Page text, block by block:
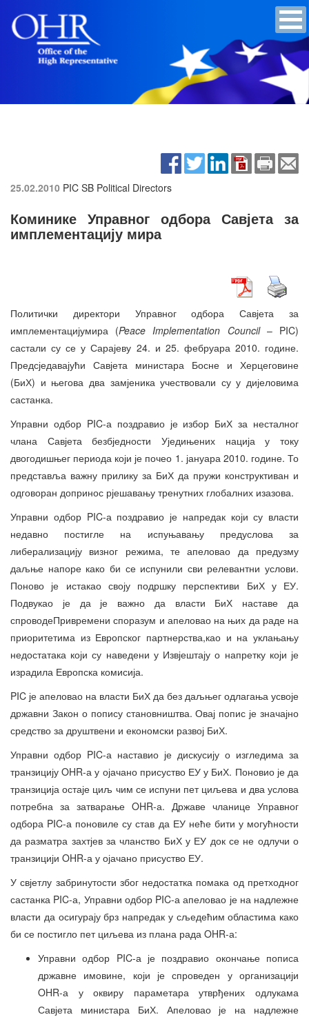
25.02.2010 PIC SB Political Directors
Коминике Управног одбора Савјета за
имплементацију мира
Политички директори Управног одбора Савјета за
имплементацијумира (Peace Implementation Council– PIC)
састали су се у Сарајеву 24. и 25. фебруара 2010. године.
Предсједавајући Савјета министара Босне и Херцеговине
(БиХ) и његова два замјеника учествовали су у дијеловима
састанка.
Управни одбор PIC-а поздравио је избор БиХ за несталног
члана Савјета безбједности Уједињених нација у току
двогодишњег периода који је почео 1. јануара 2010. године. То
представља важну прилику за БиХ да пружи конструктиван и
одговоран допринос рјешавању тренутних глобалних изазова.
Управни одбор PIC-а поздравио је напредак који су власти
недавно постигле на испуњавању предуслова за
либерализацију визног режима, те апеловао да предузму
даљње напоре како би се испунили сви релевантни услови.
Поново је истакао своју подршку перспективи БиХ у ЕУ.
Подвукао је да је важно да власти БиХ наставе да
спроводеПривремени споразум и апеловао на њих да раде на
приоритетима из Европског партнерства,као и на уклањању
недостатака који су наведени у Извјештају о напретку који је
израдила Европска комисија.
PIC је апеловао на власти БиХ да без даљњег одлагања усвоје
државни Закон о попису становништва. Овај попис је значајно
средство за друштвени и економски развој БиХ.
Управни одбор PIC-а наставио је дискусију о изгледима за
транзицију OHR-а у ојачано присуство ЕУ у БиХ. Поновио је да
транзиција остаје циљ чим се испуни пет циљева и два услова
потребна за затварање OHR-а. Државе чланице Управног
одбора PIC-а поновиле су став да ЕУ неће бити у могућности
да разматра захтјев за чланство БиХ у ЕУ док се не одлучи о
транзицији OHR-а у ојачано присуство ЕУ.
У свјетлу забринутости због недостатка помака од претходног
састанка PIC-а, Управни одбор PIC-а апеловао је на надлежне
власти да осигурају брз напредак у сљедећим областима како
би се постигло пет циљева из плана рада OHR-а:
Управни одбор PIC-а је поздравио окончање пописа
државне имовине, који је спроведен у организацији
OHR-а у оквиру параметара утврђених одлукама
Савјета министара БиХ. Апеловао је на надлежне